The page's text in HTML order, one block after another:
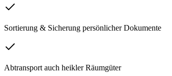
Sortierung & Sicherung persönlicher Dokumente
Abtransport auch heikler Räumgüter